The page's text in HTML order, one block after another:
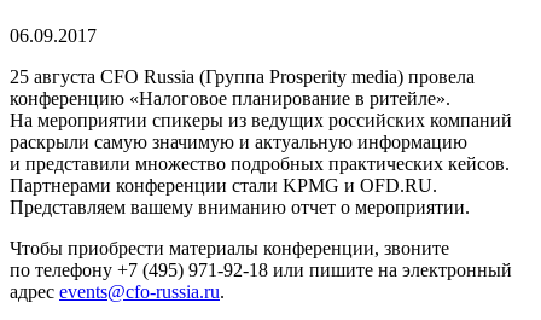
06.09.2017
25 августа CFO Russia (Группа Prosperity media) провела
конференцию «Налоговое планирование в ритейле».
На мероприятии спикеры из ведущих российских компаний
раскрыли самую значимую и актуальную информацию
и представили множество подробных практических кейсов.
Партнерами конференции стали KPMG и OFD.RU.
Представляем вашему вниманию отчет о мероприятии.
Чтобы приобрести материалы конференции, звоните
по телефону +7 (495) 971-92-18 или пишите на электронный
адрес events@cfo-russia.ru.